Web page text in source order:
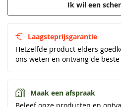
Laagsteprijsgarantie
Hetzelfde product elders
ons weten en ontvang de
Maak een afspraak
Ik wil een